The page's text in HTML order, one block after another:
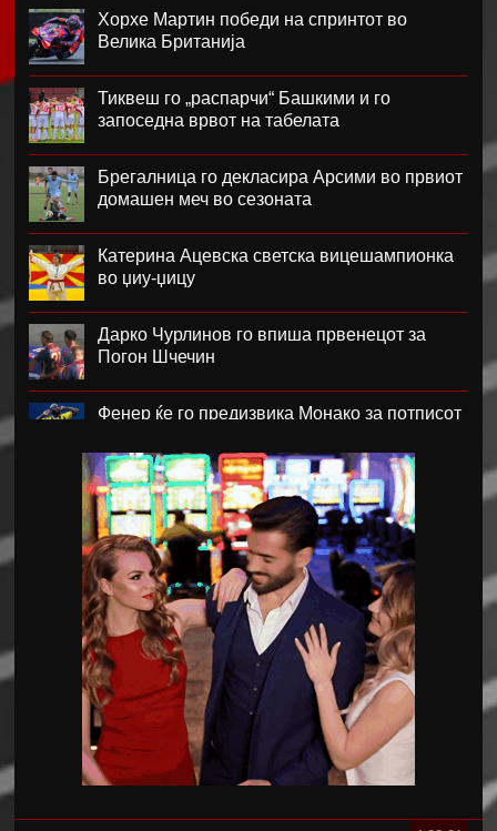
Хорхе Мартин победи на спринтот во
Велика Британија
Тиквеш го „распарчи“ Башкими и го
запоседна врвот на табелата
Брегалница го декласира Арсими во првиот
домашен меч во сезоната
Катерина Ацевска светска вицешампионка
во џиу-џицу
Дарко Чурлинов го впиша првенецот за
Погон Шчечин
Фенер ќе го предизвика Монако за потписот
Челзи убедливо го надигра Милан во
Австралија
Кенан Јилдиз на листата на желби на
Арсенал
Фисник Аслани не ги мина лекарските
прегледи во РБ Лајпциг
Интер подобар од Јуве во тест меч во Перт